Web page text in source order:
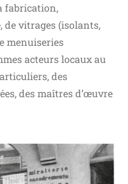
fabrication,
de vitrages (isolants,
menuiseries
acteurs locaux au
des
des maîtres d’œuvre